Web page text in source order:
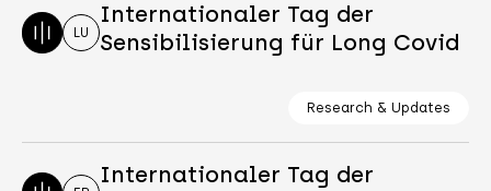
LU
Internationaler Tag der
Sensibilisierung für Long Covid
Research & Updates
Internationaler Tag der